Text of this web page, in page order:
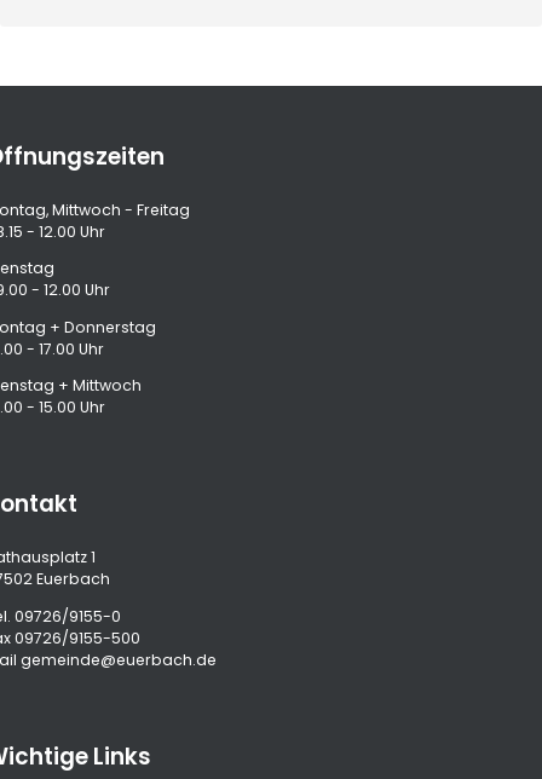
Mittwoch - Freitag
- 12.00 Uhr
- 12.00 Uhr
+ Donnerstag
- 17.00 Uhr
+ Mittwoch
- 15.00 Uhr
1
Euerbach
09726/9155-0
09726/9155-500
gemeinde@euerbach.de
Links